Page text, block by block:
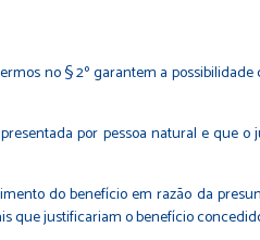
no § 2º garantem a
por pessoa natural e que
do benefício em razão da
que justificariam o benefício